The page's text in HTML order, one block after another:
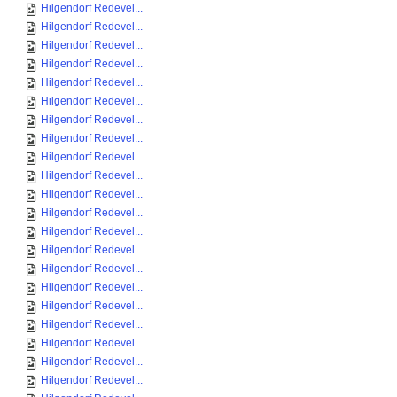
Hilgendorf Redevel...
Hilgendorf Redevel...
Hilgendorf Redevel...
Hilgendorf Redevel...
Hilgendorf Redevel...
Hilgendorf Redevel...
Hilgendorf Redevel...
Hilgendorf Redevel...
Hilgendorf Redevel...
Hilgendorf Redevel...
Hilgendorf Redevel...
Hilgendorf Redevel...
Hilgendorf Redevel...
Hilgendorf Redevel...
Hilgendorf Redevel...
Hilgendorf Redevel...
Hilgendorf Redevel...
Hilgendorf Redevel...
Hilgendorf Redevel...
Hilgendorf Redevel...
Hilgendorf Redevel...